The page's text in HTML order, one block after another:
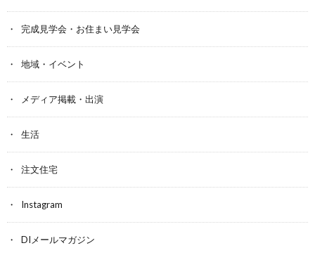
完成見学会・お住まい見学会
地域・イベント
メディア掲載・出演
生活
注文住宅
Instagram
DIメールマガジン